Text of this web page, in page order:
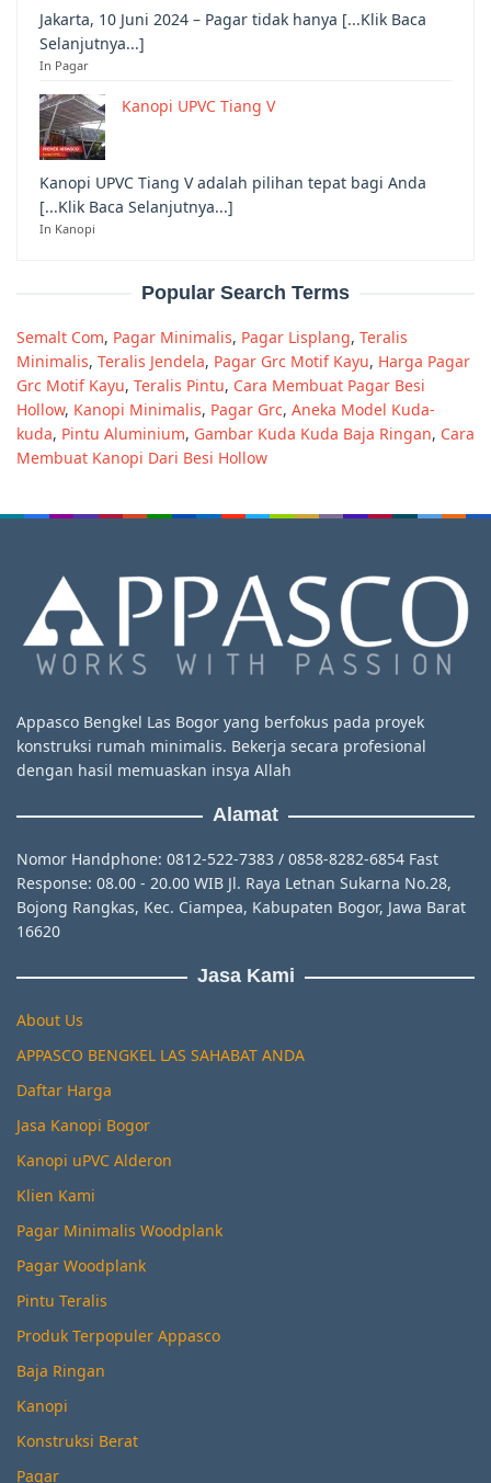
Jakarta, 10 Juni 2024 – Pagar tidak hanya [...Klik Baca
Selanjutnya...]
In Pagar
Kanopi UPVC Tiang V
Kanopi UPVC Tiang V adalah pilihan tepat bagi Anda
[...Klik Baca Selanjutnya...]
In Kanopi
Popular Search Terms
Semalt Com, Pagar Minimalis, Pagar Lisplang, Teralis
Minimalis, Teralis Jendela, Pagar Grc Motif Kayu, Harga Pagar
Grc Motif Kayu, Teralis Pintu, Cara Membuat Pagar Besi
Hollow, Kanopi Minimalis, Pagar Grc, Aneka Model Kuda-
kuda, Pintu Aluminium, Gambar Kuda Kuda Baja Ringan, Cara
Membuat Kanopi Dari Besi Hollow
Appasco Bengkel Las Bogor yang berfokus pada proyek
konstruksi rumah minimalis. Bekerja secara profesional
dengan hasil memuaskan insya Allah
Alamat
Nomor Handphone: 0812-522-7383 / 0858-8282-6854 Fast
Response: 08.00 - 20.00 WIB Jl. Raya Letnan Sukarna No.28,
Bojong Rangkas, Kec. Ciampea, Kabupaten Bogor, Jawa Barat
16620
Jasa Kami
About Us
APPASCO BENGKEL LAS SAHABAT ANDA
Daftar Harga
Jasa Kanopi Bogor
Kanopi uPVC Alderon
Klien Kami
Pagar Minimalis Woodplank
Pagar Woodplank
Pintu Teralis
Produk Terpopuler Appasco
Baja Ringan
Kanopi
Konstruksi Berat
Pagar